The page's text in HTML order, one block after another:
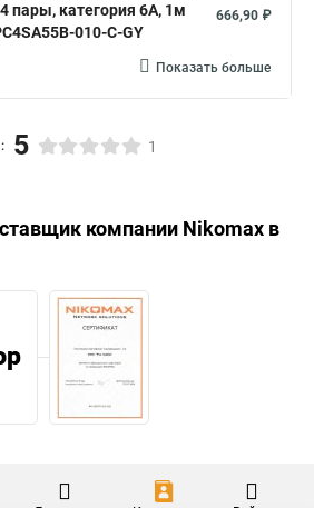
пары, категория 6A, 1м
010-C-GY
666,90 ₽
Показать больше
5 1
компании Nikomax в